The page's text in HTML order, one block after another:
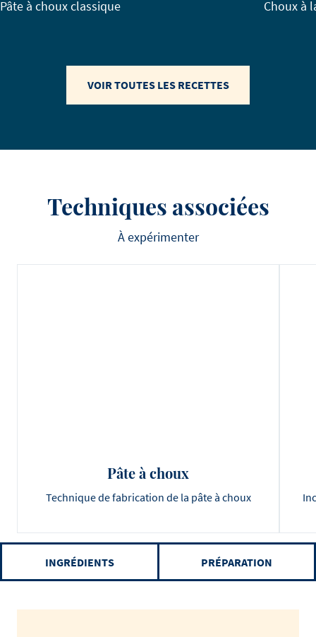
Pâte à choux classique Choux à
VOIR TOUTES LES RECETTES
Techniques associées
À expérimenter
Pâte à choux
Technique de fabrication de la pâte à choux
INGRÉDIENTS PRÉPARATION